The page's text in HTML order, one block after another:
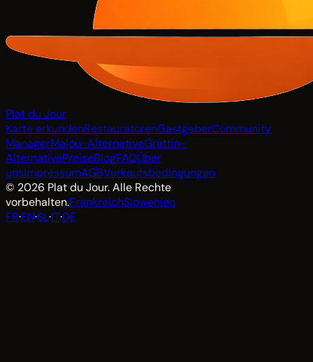
Plat du Jour
Karte erkundenRestauratorenGastgeberCommunity
ManagerMalou-AlternativeGrattin-
AlternativePreiseBlogFAQÜber
unsImpressumAGBVerkaufsbedingungen
© 2026 Plat du Jour. Alle Rechte
vorbehalten.FrankreichSlowenien
FR·EN·SL·IT·DE